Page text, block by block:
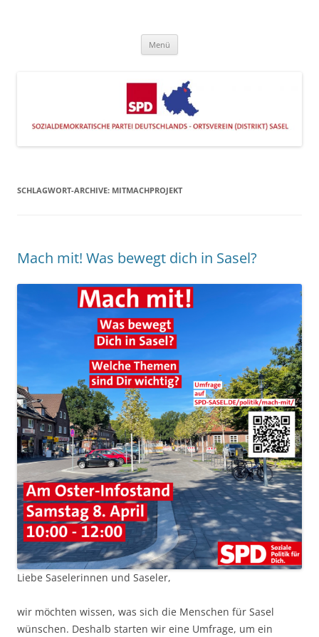
Menü
SCHLAGWORT-ARCHIVE: MITMACHPROJEKT
Mach mit! Was bewegt dich in Sasel?
Liebe Saselerinnen und Saseler,
wir möchten wissen, was sich die Menschen für Sasel
wünschen. Deshalb starten wir eine Umfrage, um ein